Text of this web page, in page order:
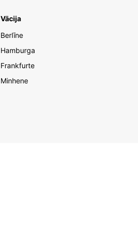
Vācija
Berlīne
Hamburga
Frankfurte
Minhene